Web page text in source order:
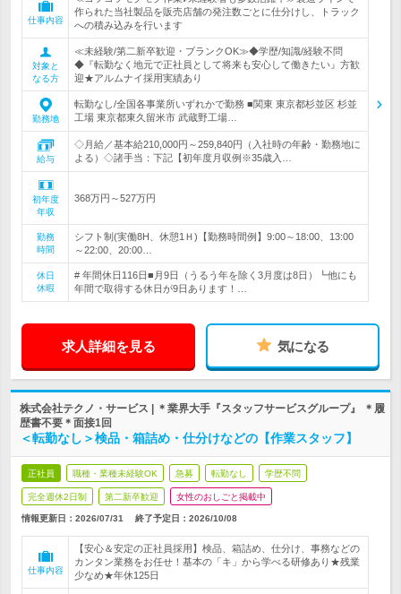
仕事内容
作られた当社製品を販売店舗の発注数ごとに仕分けし、トラック
への積み込みを行います
対象と
なる方
≪未経験/第二新卒歓迎・ブランクOK≫◆学歴/知識/経験不問
◆『転勤なく地元で正社員として将来も安心して働きたい』方歓
迎★アルムナイ採用実績あり
勤務地
転勤なし/全国各事業所いずれかで勤務 ■関東 東京都杉並区 杉並
工場 東京都東久留米市 武蔵野工場…
給与
◇月給／基本給210,000円～259,840円（入社時の年齢・勤務地に
よる）◇諸手当：下記【初年度月収例※35歳入…
初年度
年収
368万円～527万円
勤務
時間
シフト制(実働8H、休憩1Ｈ)【勤務時間例】9:00～18:00、13:00
～22:00、20:00…
休日
休暇
# 年間休日116日■月9日（うるう年を除く3月度は8日）┗他にも
年間で取得する休日が9日あります！…
求人詳細を見る 気になる
株式会社テクノ・サービス | ＊業界大手『スタッフサービスグループ』 ＊履
歴書不要＊面接1回
＜転勤なし＞検品・箱詰め・仕分けなどの【作業スタッフ】
正社員 職種・業種未経験OK 急募 転勤なし 学歴不問
完全週休2日制 第二新卒歓迎 女性のおしごと掲載中
情報更新日：2026/07/31 終了予定日： 2026/10/08
仕事内容
【安心＆安定の正社員採用】検品、箱詰め、仕分け、事務などの
カンタン業務をお任せ！基本の「キ」から学べる研修あり★残業
少なめ★年休125日